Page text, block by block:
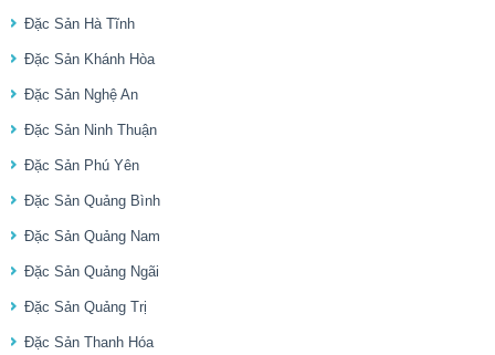
Đặc Sản Hà Tĩnh
Đặc Sản Khánh Hòa
Đặc Sản Nghệ An
Đặc Sản Ninh Thuận
Đặc Sản Phú Yên
Đặc Sản Quảng Bình
Đặc Sản Quảng Nam
Đặc Sản Quảng Ngãi
Đặc Sản Quảng Trị
Đặc Sản Thanh Hóa